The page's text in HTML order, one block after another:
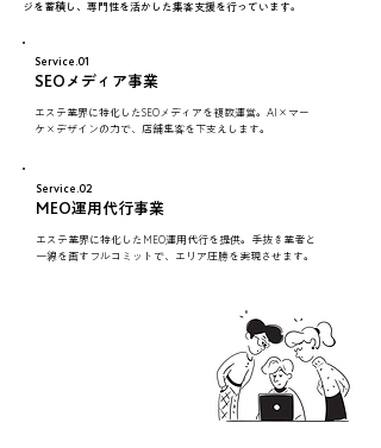
ジを蓄積し、専門性を活かした集客支援を行っています。
Service.01
SEOメディア事業
エステ業界に特化したSEOメディアを複数運営。AI×マー
ケ×デザインの力で、店舗集客を下支えします。
Service.02
MEO運用代行事業
エステ業界に特化したMEO運用代行を提供。手抜き業者と
一線を画すフルコミットで、エリア圧勝を実現させます。